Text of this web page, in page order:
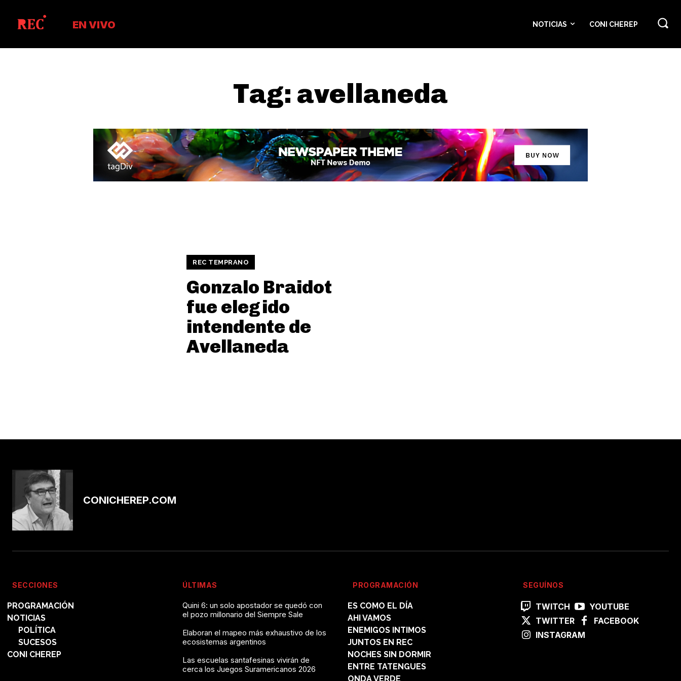
EN VIVO NOTICIAS CONI CHEREP
Tag: avellaneda
REC TEMPRANO
Gonzalo Braidot
fue elegido
intendente de
Avellaneda
CONICHEREP.COM
SECCIONES
PROGRAMACIÓN
NOTICIAS
POLÍTICA
SUCESOS
CONI CHEREP
ÚLTIMAS
Quini 6: un solo apostador se quedó con
el pozo millonario del Siempre Sale
Elaboran el mapeo más exhaustivo de los
ecosistemas argentinos
Las escuelas santafesinas vivirán de
cerca los Juegos Suramericanos 2026
PROGRAMACIÓN
ES COMO EL DÍA
AHI VAMOS
ENEMIGOS INTIMOS
JUNTOS EN REC
NOCHES SIN DORMIR
ENTRE TATENGUES
ONDA VERDE
SEGUÍNOS
TWITCH
YOUTUBE
TWITTER
FACEBOOK
INSTAGRAM